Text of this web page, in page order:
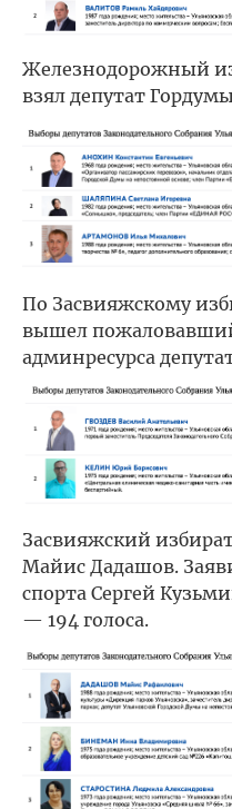
Железнодорожный
взял депутат
По Засвияжскому
вышел
админресурса
Засвияжский
Майис Дадашов.
спорта Сергей
— 194 голоса.